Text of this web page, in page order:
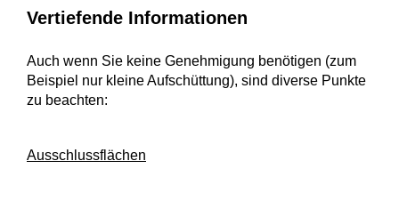
Vertiefende Informationen
Auch wenn Sie keine Genehmigung benötigen (zum
Beispiel nur kleine Aufschüttung), sind diverse Punkte
zu beachten:
Ausschlussflächen